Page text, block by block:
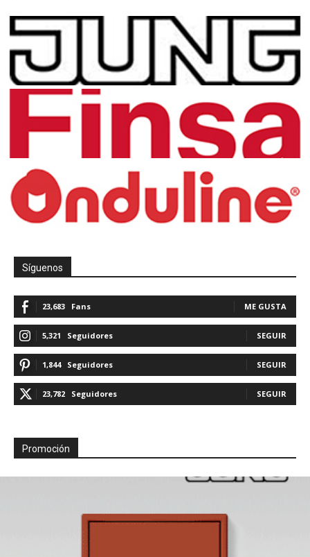
Síguenos
23,683 Fans ME GUSTA
5,321 Seguidores SEGUIR
1,844 Seguidores SEGUIR
23,782 Seguidores SEGUIR
Promoción